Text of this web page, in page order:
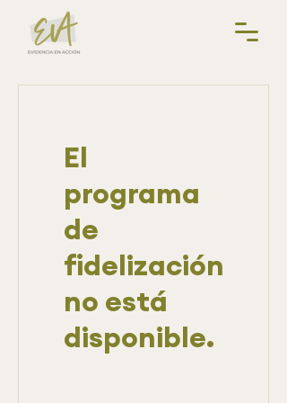
El
programa
de
fidelización
no está
disponible.